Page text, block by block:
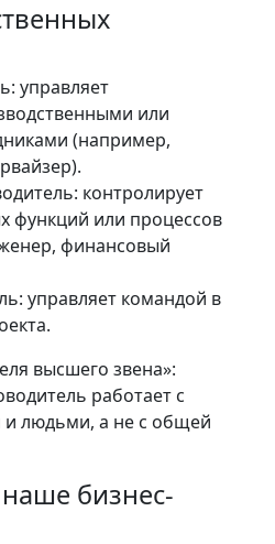
управляет
или
(например,
контролирует
функций или процессов
финансовый
управляет командой в
высшего звена»:
работает с
людьми, а не с общей
бизнес-